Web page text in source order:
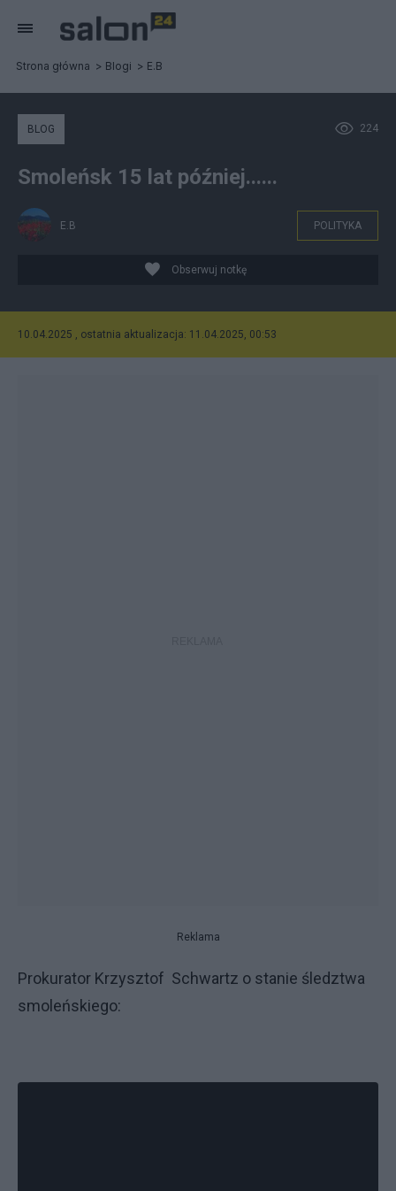
Strona główna Blogi E.B
224
BLOG
Smoleńsk 15 lat później......
E.B POLITYKA
Obserwuj notkę
10.04.2025 , ostatnia aktualizacja: 11.04.2025, 00:53
Reklama
Prokurator Krzysztof Schwartz o stanie śledztwa
smoleńskiego: